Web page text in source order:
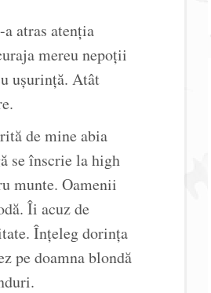
atras atenția
mereu nepoții
ușurință. Atât
de mine abia
se înscrie la high
munte. Oamenii
Îi acuz de
Înțeleg dorința
pe doamna blondă